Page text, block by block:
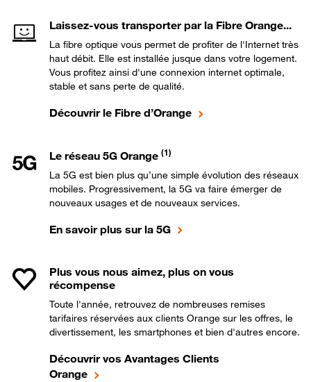
Laissez-vous transporter par la Fibre Orange...
La fibre optique vous permet de profiter de l'Internet très
haut débit. Elle est installée jusque dans votre logement.
Vous profitez ainsi d'une connexion internet optimale,
stable et sans perte de qualité.
Découvrir le Fibre d’Orange
Le réseau 5G Orange (1)
La 5G est bien plus qu’une simple évolution des réseaux
mobiles. Progressivement, la 5G va faire émerger de
nouveaux usages et de nouveaux services.
En savoir plus sur la 5G
Plus vous nous aimez, plus on vous
récompense
Toute l'année, retrouvez de nombreuses remises
tarifaires réservées aux clients Orange sur les offres, le
divertissement, les smartphones et bien d'autres encore.
Découvrir vos Avantages Clients
Orange